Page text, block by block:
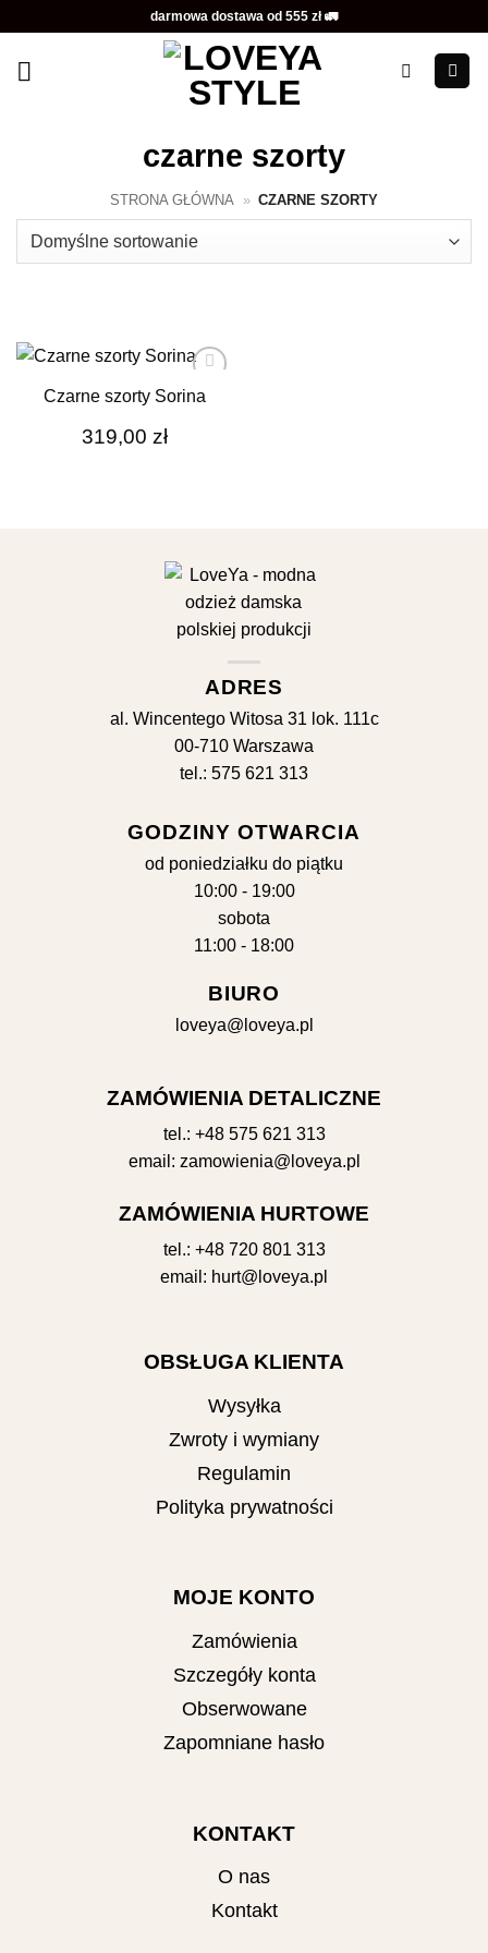
zawartości
darmowa dostawa od 555 zł 🚛
czarne szorty
STRONA GŁÓWNA » CZARNE SZORTY
Dodaj do
Czarne szorty Sorina
319,00 zł
ADRES
al. Wincentego Witosa 31 lok. 111c
00-710 Warszawa
tel.: 575 621 313
GODZINY OTWARCIA
od poniedziałku do piątku
10:00 - 19:00
sobota
11:00 - 18:00
BIURO
loveya@loveya.pl
ZAMÓWIENIA DETALICZNE
tel.: +48 575 621 313
email: zamowienia@loveya.pl
ZAMÓWIENIA HURTOWE
tel.: +48 720 801 313
email: hurt@loveya.pl
OBSŁUGA KLIENTA
Wysyłka
Zwroty i wymiany
Regulamin
Polityka prywatności
MOJE KONTO
Zamówienia
Szczegóły konta
Obserwowane
Zapomniane hasło
KONTAKT
O nas
Kontakt